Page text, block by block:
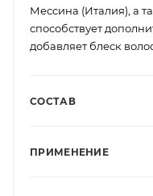
Мессина (Италия), а
способствует
добавляет блеск
СОСТАВ
ПРИМЕНЕНИЕ